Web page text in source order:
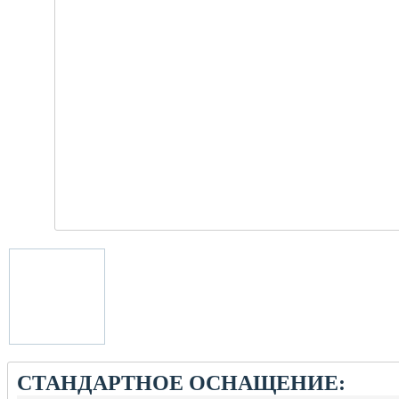
СТАНДАРТНОЕ ОСНАЩЕНИЕ: